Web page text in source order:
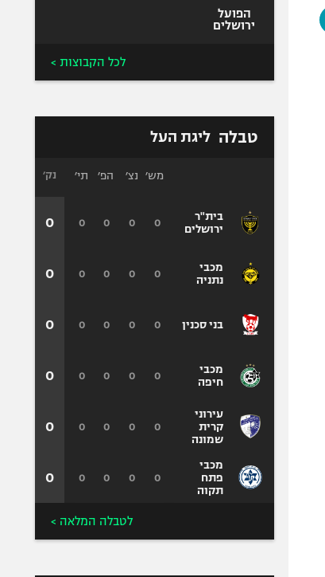
הפועל
ירושלים
לכל הקבוצות >
טבלה ליגת העל
בית"ר
ירושלים
מכבי
נתניה
בני סכנין
מכבי
חיפה
עירוני
קרית
שמונה
מכבי
פתח
תקוה
מש׳ נצ׳ הפ׳ תי׳
0
0
0
0
0
0
0
0
0
0
0
0
0
0
0
0
0
0
0
0
0
0
0
0
נק׳
0
0
0
0
0
0
לטבלה המלאה >